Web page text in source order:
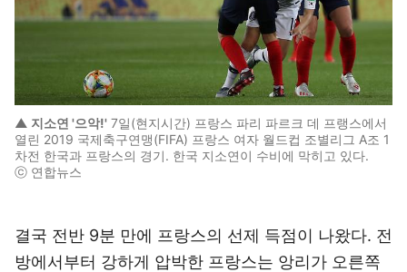
▲ 지소연 '으악!' 7일(현지시간) 프랑스 파리 파르크 데 프랭스에서
열린 2019 국제축구연맹(FIFA) 프랑스 여자 월드컵 조별리그 A조 1
차전 한국과 프랑스의 경기. 한국 지소연이 수비에 막히고 있다.
ⓒ 연합뉴스
결국 전반 9분 만에 프랑스의 선제 득점이 나왔다. 전
방에서부터 강하게 압박한 프랑스는 앙리가 오른쪽